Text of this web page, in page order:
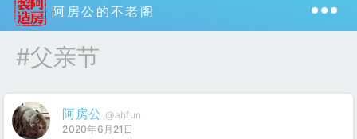
阿房公的不老阁
#父亲节
阿房公 @ahfun
2020年6月21日